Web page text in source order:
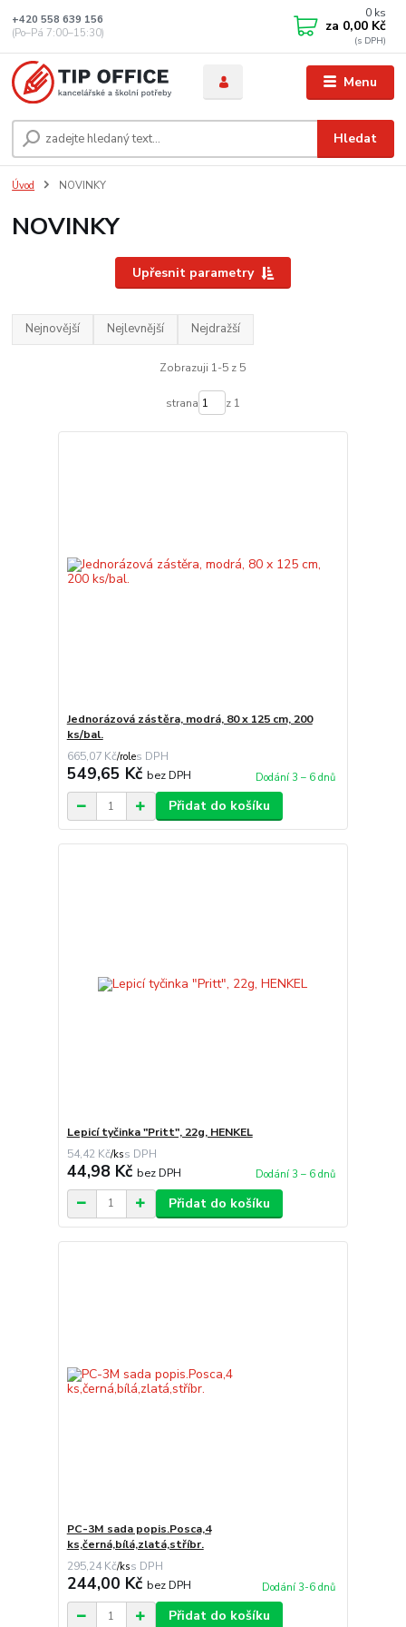
Menu
Hledat
+420 558 639 156
(Po–Pá 7:00–15:30)
0 ks
za 0,00 Kč
Úvod NOVINKY
NOVINKY
Upřesnit parametry
Nejnovější Nejlevnější Nejdražší
Zobrazuji 1-5 z 5
strana z 1
Jednorázová zástěra, modrá, 80 x 125 cm, 200
ks/bal.
665,07 Kč/role
549,65 Kč bez DPH Dodání 3 – 6 dnů
Přidat do košíku
Lepicí tyčinka "Pritt", 22g, HENKEL
54,42 Kč/ks
44,98 Kč bez DPH Dodání 3 – 6 dnů
Přidat do košíku
PC-3M sada popis.Posca,4
ks,černá,bílá,zlatá,stříbr.
295,24 Kč/ks
244,00 Kč bez DPH Dodání 3-6 dnů
Přidat do košíku